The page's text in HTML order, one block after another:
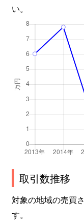
い。
取引数推移
対象の地域の売買
す。